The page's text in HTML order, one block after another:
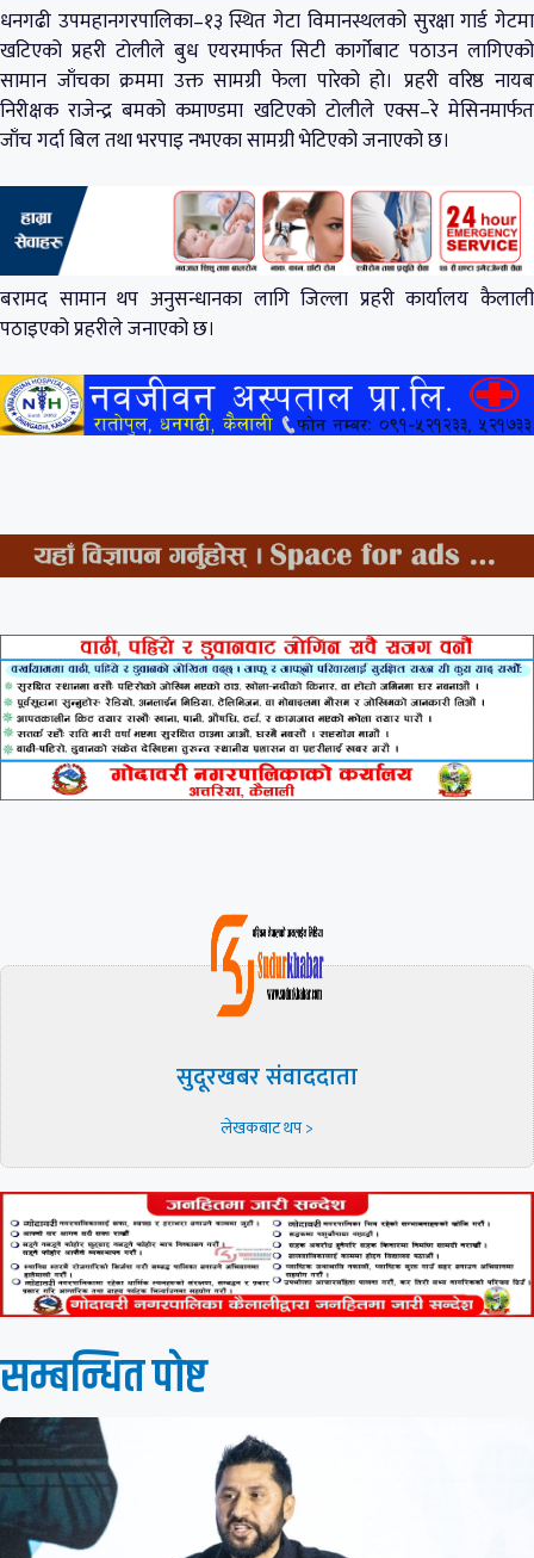
धनगढी उपमहानगरपालिका–१३ स्थित गेटा विमानस्थलको सुरक्षा गार्ड गेटमा
खटिएको प्रहरी टोलीले बुध एयरमार्फत सिटी कार्गोबाट पठाउन लागिएको
सामान जाँचका क्रममा उक्त सामग्री फेला पारेको हो। प्रहरी वरिष्ठ नायब
निरीक्षक राजेन्द्र बमको कमाण्डमा खटिएको टोलीले एक्स–रे मेसिनमार्फत
जाँच गर्दा बिल तथा भरपाइ नभएका सामग्री भेटिएको जनाएको छ।
बरामद सामान थप अनुसन्धानका लागि जिल्ला प्रहरी कार्यालय कैलाली
पठाइएको प्रहरीले जनाएको छ।
सुदूरखबर संवाददाता
लेखकबाट थप >
सम्बन्धित पाेष्ट